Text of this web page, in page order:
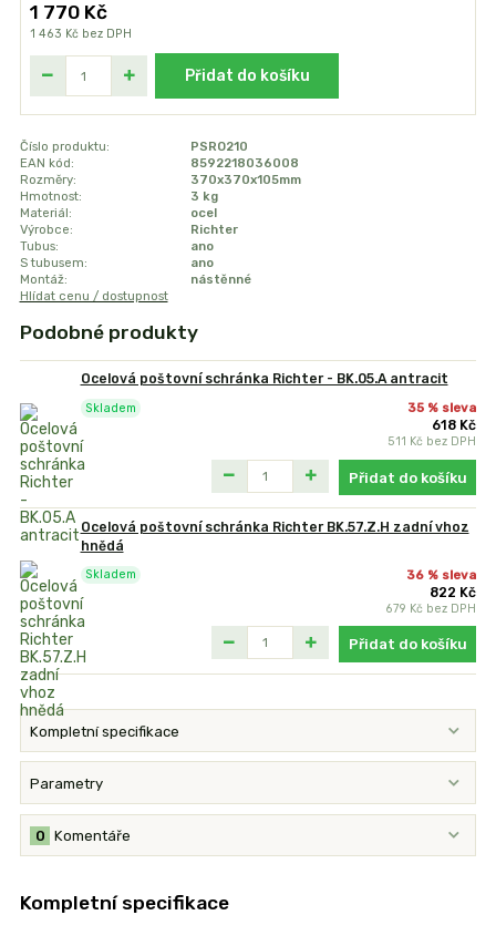
1 770 Kč
1 463 Kč bez DPH
Přidat do košíku
Číslo produktu:
PSRO210
EAN kód:
8592218036008
Rozměry:
370x370x105mm
Hmotnost:
3 kg
Materiál:
ocel
Výrobce:
Richter
Tubus:
ano
S tubusem:
ano
Montáž:
nástěnné
Hlídat cenu / dostupnost
Podobné produkty
Ocelová poštovní schránka Richter - BK.05.A antracit
35 % sleva
618 Kč
511 Kč bez DPH
Skladem
Přidat do košíku
Ocelová poštovní schránka Richter BK.57.Z.H zadní vhoz
hnědá
36 % sleva
822 Kč
679 Kč bez DPH
Skladem
Přidat do košíku
Kompletní specifikace
Parametry
Komentáře
0
Kompletní specifikace